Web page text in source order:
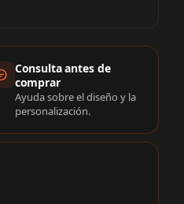
Consulta antes de
comprar
Ayuda sobre el diseño y la
personalización.